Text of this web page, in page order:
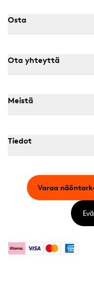
Osta
Ota yhteyttä
Meistä
Tiedot
KlarnaVisa Mastercard
Varaa